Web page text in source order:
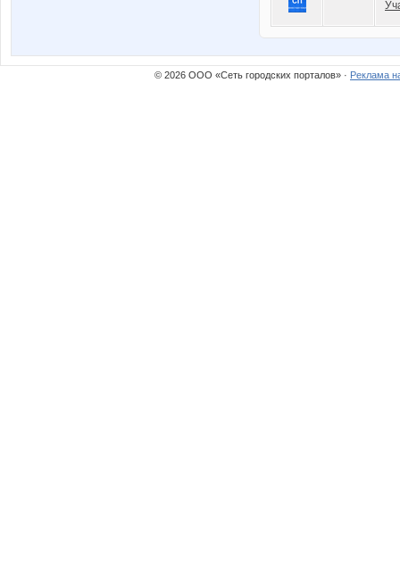
© 2026 ООО «Сеть городских порталов» · Реклама